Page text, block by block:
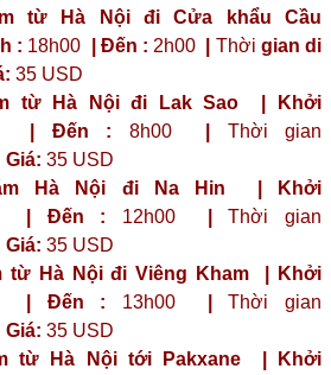
từ Hà Nội đi Cửa khẩu Cầu
: 18h00 | Đến : 2h00 Thời gian di
35 USD
từ Hà Nội đi Lak Sao | Khởi
Đến : 8h00| Thời gian
Giá: 35 USD
Hà Nội đi Na Hin | Khởi
| Đến : 12h00|Thời gian
Giá: 35 USD
từ Hà Nội đi Viêng Kham | Khởi
| Đến : 13h00|Thời gian
Giá: 35 USD
từ Hà Nội tới Pakxane | Khởi